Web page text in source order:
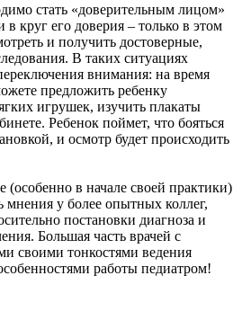
стать «доверительным лицом»
в круг его доверия – только в этом
и получить достоверные,
В таких ситуациях
внимания: на время
предложить ребенку
игрушек, изучить плакаты
Ребенок поймет, что бояться
и осмотр будет происходить
(особенно в начале своей практики)
мнения у более опытных коллег,
постановки диагноза и
Большая часть врачей с
своими тонкостями ведения
работы педиатром!